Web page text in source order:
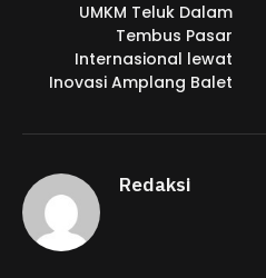
UMKM Teluk Dalam
Tembus Pasar
Internasional lewat
Inovasi Amplang Balet
Redaksi